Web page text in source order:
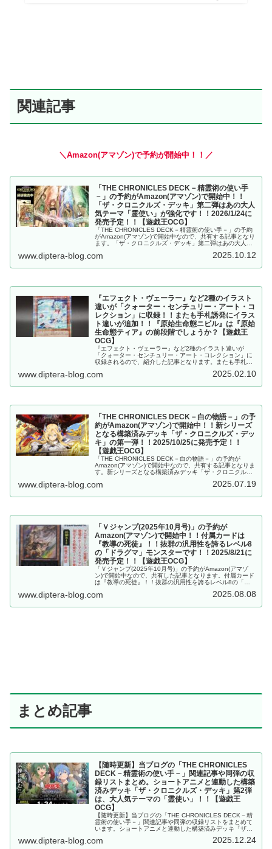
関連記事
＼Amazon(アマゾン)で予約が開始中！！／
「THE CHRONICLES DECK－精霊術の使い手
－」の予約がAmazon(アマゾン)で開始中！！
「ザ・クロニクルズ・デッキ」第二弾はあの大人
気テーマ「霊使い」が強化です！！2026/1/24に
発売予定！！【遊戯王OCG】
「THE CHRONICLES DECK－精霊術の使い手－」の予約
がAmazon(アマゾン)で開始中なので、共有する記事となり
ます。「ザ・クロニクルズ・デッキ」第二弾はあの大人気
定！！【遊戯王OCG】
www.diptera-blog.com 2025.10.12
『エフェクト・ヴェーラー』など2種のイラスト
違いが「クォーター・センチュリー・アート・コ
レクション」に収録！！またも手札誘発にイラス
ト違いが追加！！『原始生命態ニビル』は『原始
生命態ティア』の前段階でしょうか？【遊戯王
OCG】
『エフェクト・ヴェーラー』など2種のイラスト違いが
「クォーター・センチュリー・アート・コレクション」に
収録されるので、紹介した記事となります。またも手札誘
始生命態ティア』の前段階でしょうか？【遊戯王OCG】
www.diptera-blog.com 2025.02.10
「THE CHRONICLES DECK－白の物語－」の予
約がAmazon(アマゾン)で開始中！！新シリーズ
となる構築済みデッキ「ザ・クロニクルズ・デッ
キ」の第一弾！！2025/10/25に発売予定！！
【遊戯王OCG】
「THE CHRONICLES DECK－白の物語－」の予約が
Amazon(アマゾン)で開始中なので、共有する記事となりま
す。新シリーズとなる構築済みデッキ「ザ・クロニクル
戯王OCG】
www.diptera-blog.com 2025.07.19
「Ｖジャンプ(2025年10月号)」の予約が
Amazon(アマゾン)で開始中！！付属カードは
『教導の死徒』！！抜群の汎用性を誇るレベル8
の「ドラグマ」モンスターです！！2025/8/21に
発売予定！！【遊戯王OCG】
「Ｖジャンプ(2025年10月号)」の予約がAmazon(アマゾ
ン)で開始中なので、共有した記事となります。付属カード
は『教導の死徒』！！抜群の汎用性を誇るレベル8の「ド
【遊戯王OCG】
www.diptera-blog.com 2025.08.08
まとめ記事
【随時更新】当ブログの「THE CHRONICLES
DECK－精霊術の使い手－」関連記事や同弾の収
録リストまとめ。ショートアニメと連動した構築
済みデッキ「ザ・クロニクルズ・デッキ」第2弾
は、大人気テーマの「霊使い」！！【遊戯王
OCG】
【随時更新】当ブログの「THE CHRONICLES DECK－精
霊術の使い手－」関連記事や同弾の収録リストをまとめて
います。ショートアニメと連動した構築済みデッキ「ザ・
い」！！【遊戯王OCG】
www.diptera-blog.com 2025.12.24